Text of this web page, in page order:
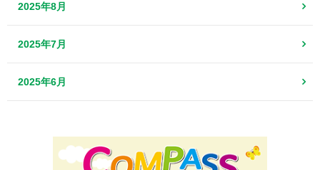
2025年8月
2025年7月
2025年6月